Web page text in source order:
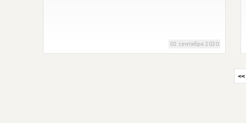
02 сентября 2020
<<